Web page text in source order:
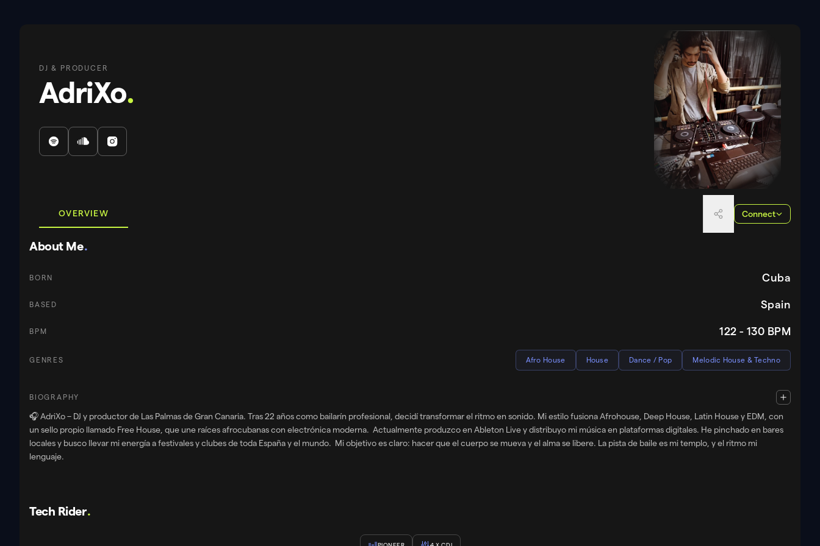
DJ & PRODUCER
AdriXo.
OVERVIEW Connect
About Me.
BORN Cuba
BASED Spain
BPM 122 - 130 BPM
GENRES Afro House House Dance / Pop Melodic House & Techno
BIOGRAPHY
🎧 AdriXo – DJ y productor de Las Palmas de Gran Canaria. Tras 22 años como bailarín profesional, decidí transformar el ritmo en sonido. Mi estilo fusiona Afrohouse, Deep House, Latin House y EDM, con
un sello propio llamado Free House, que une raíces afrocubanas con electrónica moderna. Actualmente produzco en Ableton Live y distribuyo mi música en plataformas digitales. He pinchado en bares
locales y busco llevar mi energía a festivales y clubes de toda España y el mundo. Mi objetivo es claro: hacer que el cuerpo se mueva y el alma se libere. La pista de baile es mi templo, y el ritmo mi
lenguaje.
Tech Rider.